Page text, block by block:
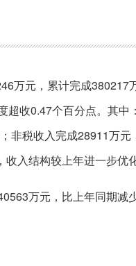
万元，累计完成
收0.47个百分点。其
非税收入完成28911万
入结构较上年进一步优化
万元，比上年同期减